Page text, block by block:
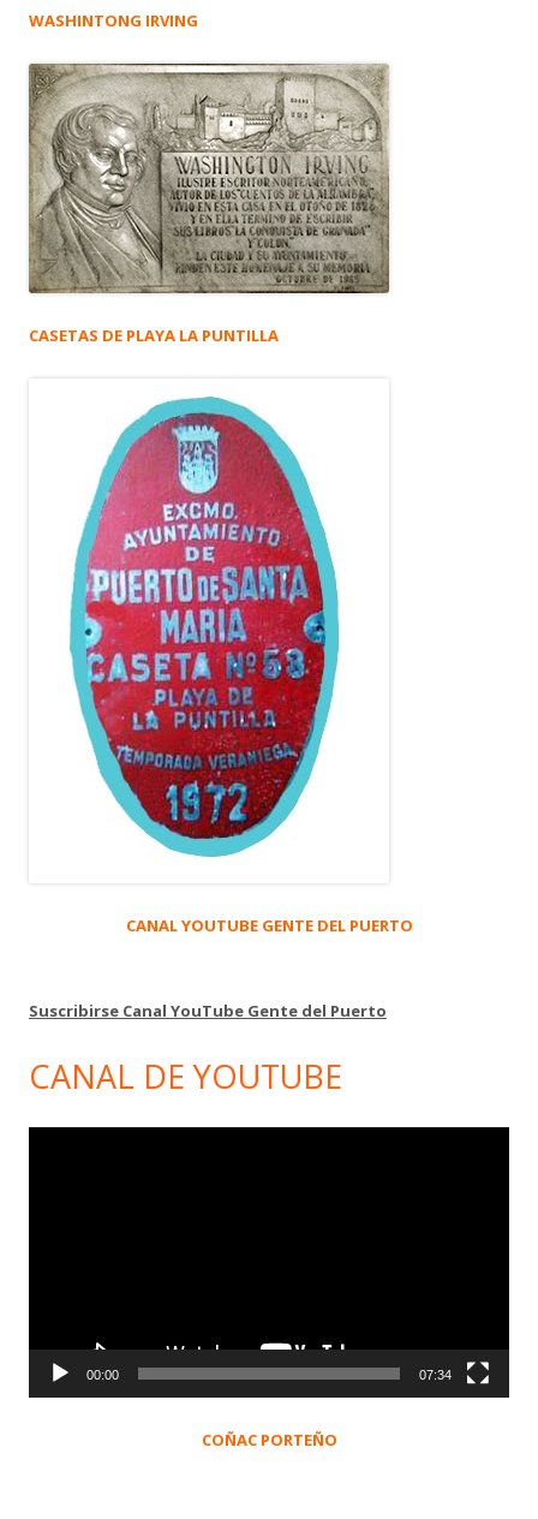
WASHINTONG IRVING
CASETAS DE PLAYA LA PUNTILLA
CANAL YOUTUBE GENTE DEL PUERTO
Suscribirse Canal YouTube Gente del Puerto
CANAL DE YOUTUBE
00:00 07:34
COÑAC PORTEÑO